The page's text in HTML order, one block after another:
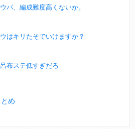
パ、編成難度高くないか。
はキリたそでいけますか？
布ステ低すぎだろ
め